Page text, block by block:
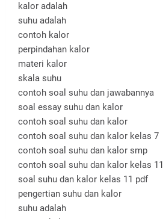
kalor adalah
suhu adalah
contoh kalor
perpindahan kalor
materi kalor
skala suhu
contoh soal suhu dan jawabannya
soal essay suhu dan kalor
contoh soal suhu dan kalor
contoh soal suhu dan kalor kelas 7
contoh soal suhu dan kalor smp
contoh soal suhu dan kalor kelas 11
soal suhu dan kalor kelas 11 pdf
pengertian suhu dan kalor
suhu adalah